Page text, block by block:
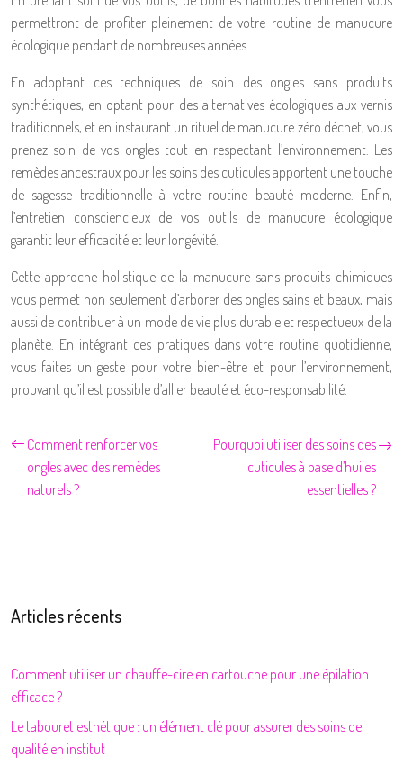
permettront de profiter pleinement de votre routine de manucure
écologique pendant de nombreuses années.
En adoptant ces techniques de soin des ongles sans produits
synthétiques, en optant pour des alternatives écologiques aux vernis
traditionnels, et en instaurant un rituel de manucure zéro déchet, vous
prenez soin de vos ongles tout en respectant l’environnement. Les
remèdes ancestraux pour les soins des cuticules apportent une touche
de sagesse traditionnelle à votre routine beauté moderne. Enfin,
l’entretien consciencieux de vos outils de manucure écologique
garantit leur efficacité et leur longévité.
Cette approche holistique de la manucure sans produits chimiques
vous permet non seulement d’arborer des ongles sains et beaux, mais
aussi de contribuer à un mode de vie plus durable et respectueux de la
planète. En intégrant ces pratiques dans votre routine quotidienne,
vous faites un geste pour votre bien-être et pour l’environnement,
prouvant qu’il est possible d’allier beauté et éco-responsabilité.
Comment renforcer vos
ongles avec des remèdes
naturels ?
Pourquoi utiliser des soins des
cuticules à base d’huiles
essentielles ?
Articles récents
Comment utiliser un chauffe-cire en cartouche pour une épilation
efficace ?
Le tabouret esthétique : un élément clé pour assurer des soins de
qualité en institut